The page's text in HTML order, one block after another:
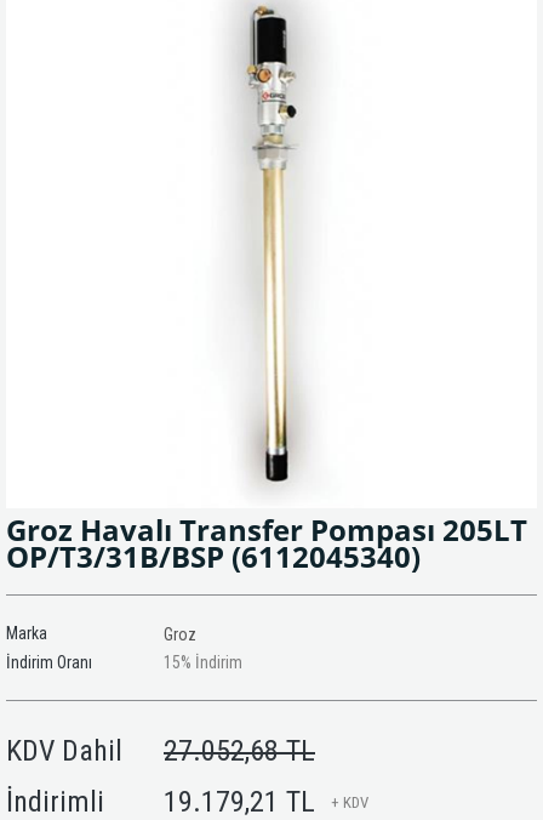
Groz Havalı Transfer Pompası 205LT
OP/T3/31B/BSP (6112045340)
Marka
Groz
İndirim Oranı
%
15 İndirim
KDV Dahil
27.052,68 TL
İndirimli
19.179,21 TL + KDV